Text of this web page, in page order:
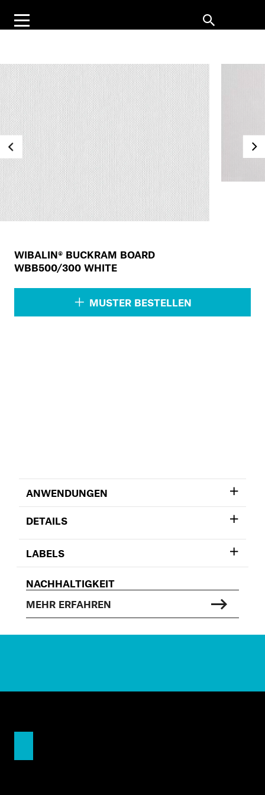
WIBALIN® BUCKRAM BOARD
WBB500/300 WHITE
MUSTER BESTELLEN
ANWENDUNGEN
DETAILS
LABELS
NACHHALTIGKEIT
MEHR ERFAHREN